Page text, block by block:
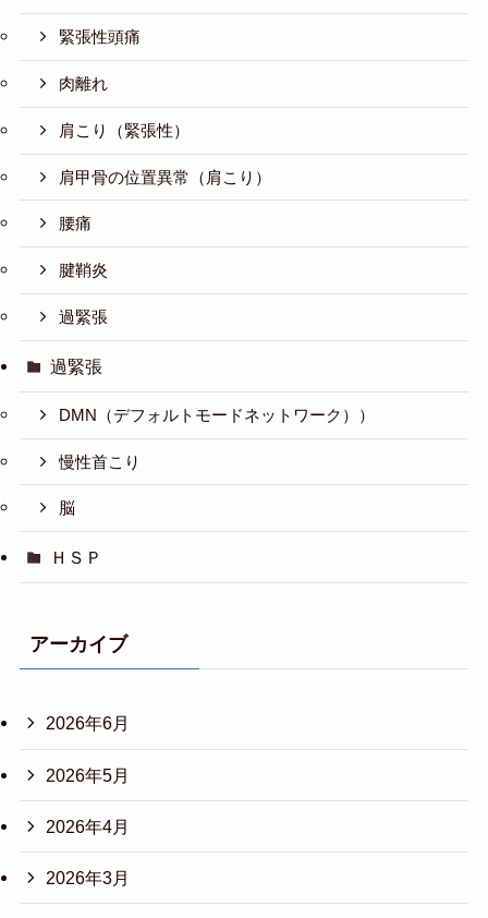
緊張性頭痛
肉離れ
肩こり（緊張性）
肩甲骨の位置異常（肩こり）
腰痛
腱鞘炎
過緊張
過緊張
DMN（デフォルトモードネットワーク））
慢性首こり
脳
ＨＳＰ
アーカイブ
2026年6月
2026年5月
2026年4月
2026年3月